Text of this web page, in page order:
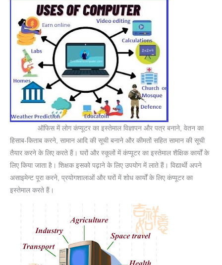
ऑफिस में लोग कंप्यूटर का इस्तेमाल विज्ञापन और पत्र बनाने, वेतन का
हिसाब-किताब करने, सामान आदि की सूची बनाने और कीमतों सहित सामान की सूची
तैयार करने के लिए करते हैं। घरों और स्कूलों में कंप्यूटर का इस्तेमाल शैक्षिक कार्यों के
लिए किया जाता है। शिक्षक इसको पढ़ाने के लिए उपयोग में लाते हैं। विद्यार्थी अपने
असाइमेन्ट पूरा करने, प्रयोगशालाओं और घरों में शोध कार्यों के लिए कंप्यूटर का
इस्तेमाल करते हैं।